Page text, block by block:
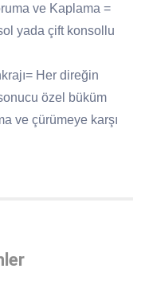
ve Kaplama =
yada çift konsollu
Her direğin
özel büküm
ve çürümeye karşı